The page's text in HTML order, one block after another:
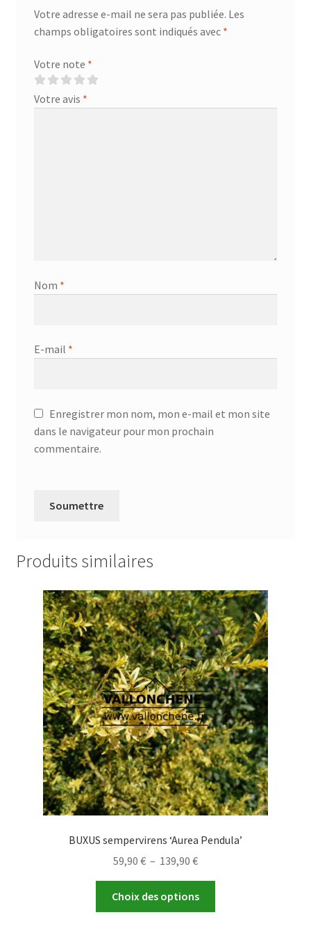
Votre adresse e-mail ne sera pas publiée. Les
champs obligatoires sont indiqués avec *
Votre note *
Votre avis *
Nom *
E-mail *
Enregistrer mon nom, mon e-mail et mon site
dans le navigateur pour mon prochain
commentaire.
Produits similaires
BUXUS sempervirens ‘Aurea Pendula’
59,90 € – 139,90 €Plage
de
prix :
59,90 €
Choix des options